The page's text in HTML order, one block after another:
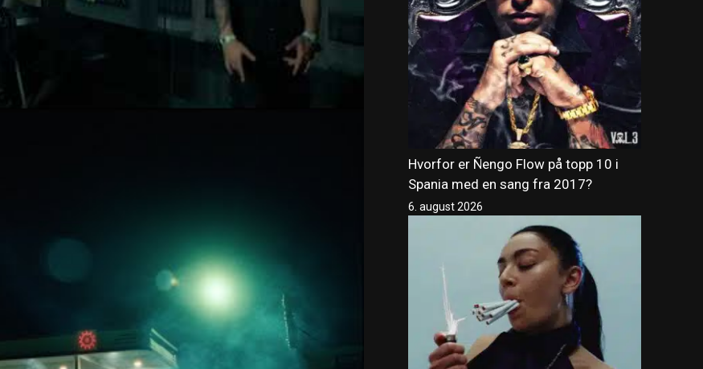
Hvorfor er Ñengo Flow på topp 10 i
Spania med en sang fra 2017?
6. august 2026